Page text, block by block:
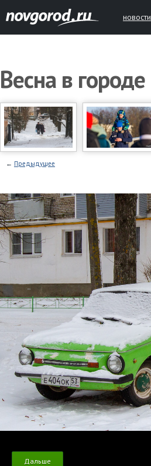
новости
Весна в городе
← Предыдущее
Дальше